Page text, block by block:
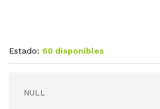
Estado: 60 disponibles
NULL